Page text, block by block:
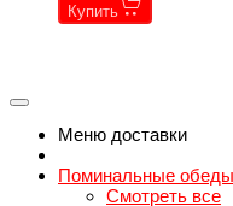
Купить
Меню доставки
Поминальные обеды
Смотреть все